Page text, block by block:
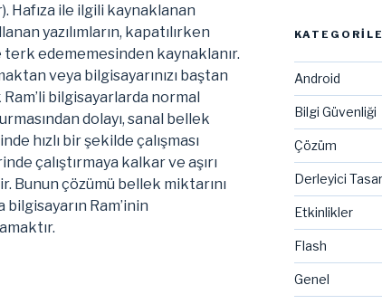
Hafıza ile ilgili kaynaklanan
yazılımların, kapatılırken
terk edememesinden kaynaklanır.
veya bilgisayarınızı baştan
bilgisayarlarda normal
dolayı, sanal bellek
hızlı bir şekilde çalışması
çalıştırmaya kalkar ve aşırı
Bunun çözümü bellek miktarını
Ram’inin
Android
Bilgi Güvenliği
Çözüm
Derleyici
Etkinlikler
Flash
Genel